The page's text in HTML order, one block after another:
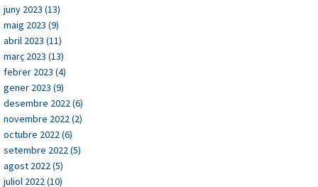
juny 2023 (13)
maig 2023 (9)
abril 2023 (11)
març 2023 (13)
febrer 2023 (4)
gener 2023 (9)
desembre 2022 (6)
novembre 2022 (2)
octubre 2022 (6)
setembre 2022 (5)
agost 2022 (5)
juliol 2022 (10)